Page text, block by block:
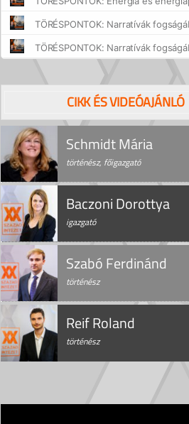
CIKK ÉS VIDEÓAJÁNLÓ
Schmidt Mária
történész, főigazgató
Baczoni Dorottya
igazgató
Szabó Ferdinánd
történész
Reif Roland
történész